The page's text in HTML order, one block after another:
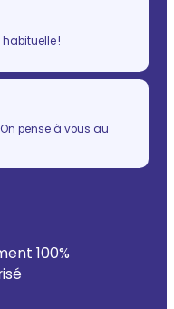
!
pense à vous au
100%